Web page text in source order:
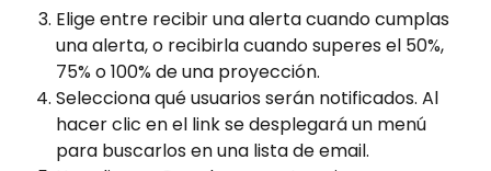
Elige entre recibir una alerta cuando cumplas
una alerta, o recibirla cuando superes el 50%,
75% o 100% de una proyección.
Selecciona qué usuarios serán notificados. Al
hacer clic en el link se desplegará un menú
para buscarlos en una lista de email.